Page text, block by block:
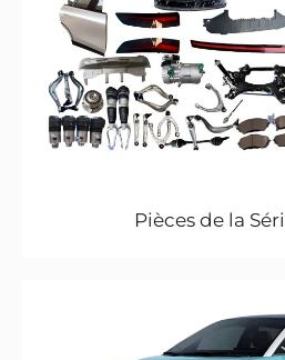
Pièces de la